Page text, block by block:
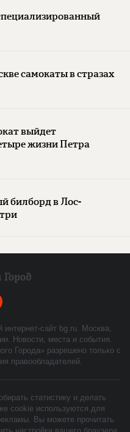
самокаты в стразах
выйдет
жизни Петра
билборд в Лос-
сайт bg.ru. Москва,
Новости, места и события.
Города» разрешено только с
правообладателей.
статистику и делать
cookie используются для
Вы можете прочитать